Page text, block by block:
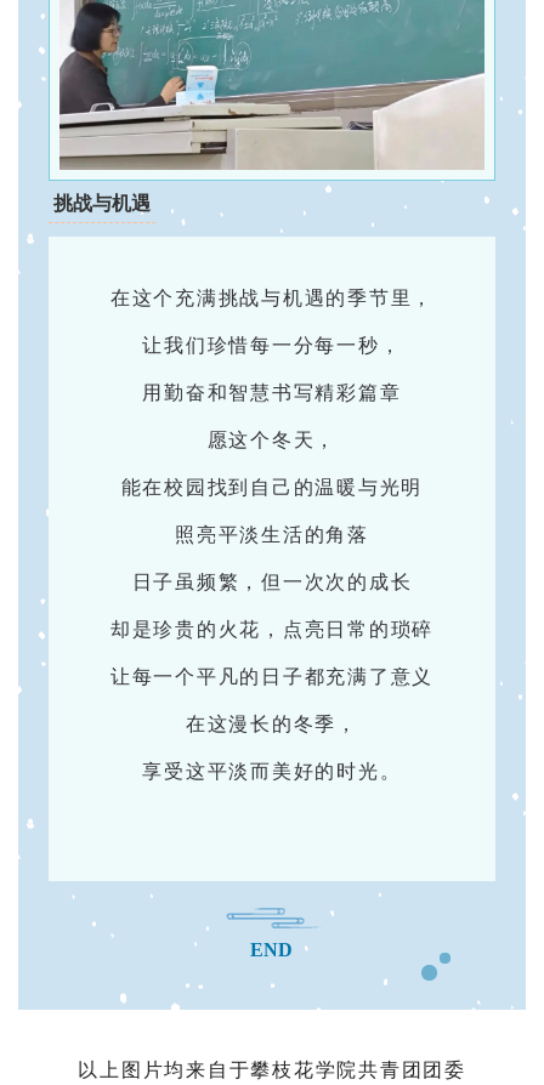
挑战与机遇
在这个充满挑战与机遇的季节里，
让我们珍惜每一分每一秒，
用勤奋和智慧书写精彩篇章
愿这个冬天，
能在校园找到自己的温暖与光明
照亮平淡生活的角落
日子虽频繁，但一次次的成长
却是珍贵的火花，点亮日常的琐碎
让每一个平凡的日子都充满了意义
在这漫长的冬季，
享受这平淡而美好的时光。
END
以上图片均来自于攀枝花学院共青团团委